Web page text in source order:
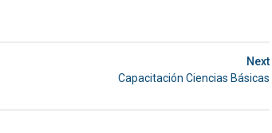
Next
Capacitación Ciencias Básicas